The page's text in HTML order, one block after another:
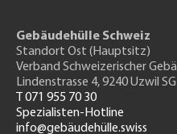
Gebäudehülle Schweiz
Standort Ost (Hauptsitz)
Verband Schweizerischer
Lindenstrasse 4, 9240 Uzwil SG
T 071 955 70 30
Spezialisten-Hotline
info@gebäudehülle.swiss